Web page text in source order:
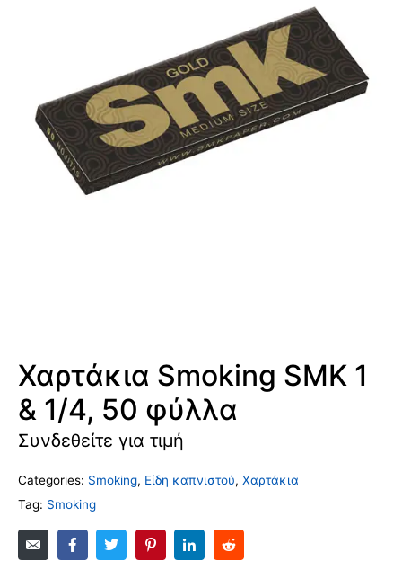
Χαρτάκια Smoking SMK 1
& 1/4, 50 φύλλα
Συνδεθείτε για τιμή
Categories: Smoking, Είδη καπνιστού, Χαρτάκια
Tag: Smoking